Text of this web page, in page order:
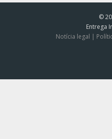
©
Entrega
Notícia legal |